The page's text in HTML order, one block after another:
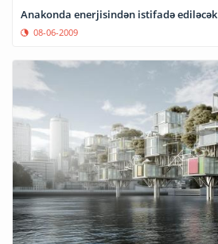
Anakonda enerjisindən istifadə ediləcək
08-06-2009